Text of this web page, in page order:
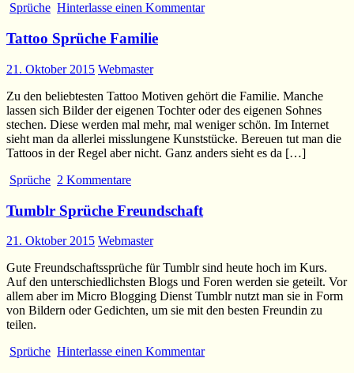
Sprüche Hinterlasse einen Kommentar
Tattoo Sprüche Familie
21. Oktober 2015 Webmaster
Zu den beliebtesten Tattoo Motiven gehört die Familie. Manche
lassen sich Bilder der eigenen Tochter oder des eigenen Sohnes
stechen. Diese werden mal mehr, mal weniger schön. Im Internet
sieht man da allerlei misslungene Kunststücke. Bereuen tut man die
Tattoos in der Regel aber nicht. Ganz anders sieht es da […]
Sprüche 2 Kommentare
Tumblr Sprüche Freundschaft
21. Oktober 2015 Webmaster
Gute Freundschaftssprüche für Tumblr sind heute hoch im Kurs.
Auf den unterschiedlichsten Blogs und Foren werden sie geteilt. Vor
allem aber im Micro Blogging Dienst Tumblr nutzt man sie in Form
von Bildern oder Gedichten, um sie mit den besten Freundin zu
teilen.
Sprüche Hinterlasse einen Kommentar